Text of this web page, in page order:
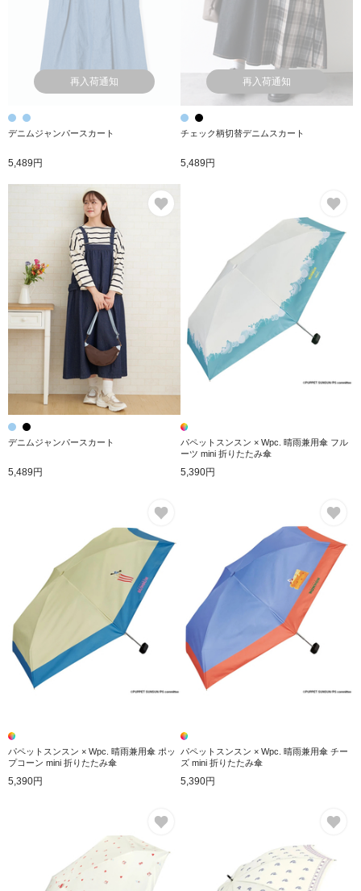
再入荷通知
デニムジャンパースカート
5,489円
再入荷通知
チェック柄切替デニムスカート
5,489円
デニムジャンパースカート
5,489円
パペットスンスン × Wpc. 晴雨兼用傘 フル
ーツ mini 折りたたみ傘
5,390円
パペットスンスン × Wpc. 晴雨兼用傘 ポッ
プコーン mini 折りたたみ傘
5,390円
パペットスンスン × Wpc. 晴雨兼用傘 チー
ズ mini 折りたたみ傘
5,390円